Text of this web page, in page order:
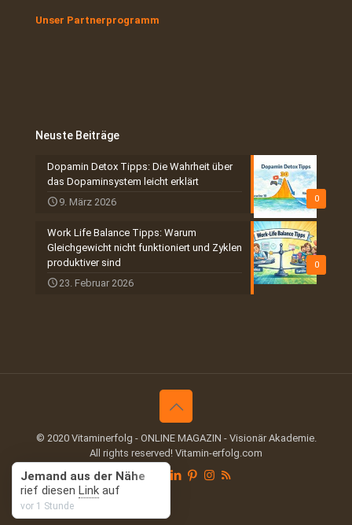
Unser Partnerprogramm
Neuste Beiträge
0
Dopamin Detox Tipps: Die Wahrheit über
das Dopaminsystem leicht erklärt
9. März 2026
0
Work Life Balance Tipps: Warum
Gleichgewicht nicht funktioniert und Zyklen
produktiver sind
23. Februar 2026
© 2020 Vitaminerfolg - ONLINE MAGAZIN - Visionär Akademie.
All rights reserved! Vitamin-erfolg.com
Jemand aus der Nähe
rief diesen Link auf
vor 1 Stunde